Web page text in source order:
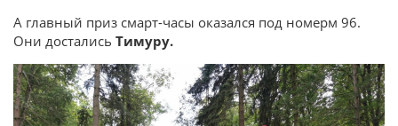
А главный приз смарт-часы оказался под номерм 96.
Они достались Тимуру.